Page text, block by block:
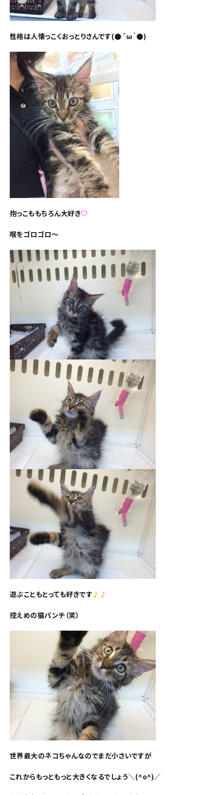
性格は人懐っこくおっとりさんです(●´ω｀●)
抱っこももちろん大好き♡
喉をゴロゴロ～
遊ぶこともとっても好きです ♪♪
控えめの猫パンチ（笑）
世界最大のネコちゃんなのでまだ小さいですが
これからもっともっと大きくなるでしょう＼(^o^)／